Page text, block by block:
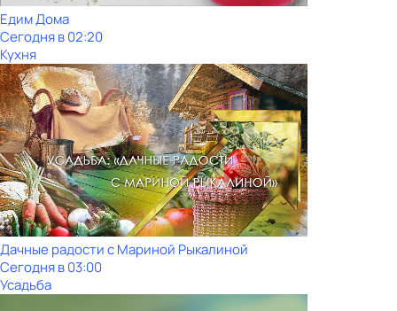
Едим Дома
Сегодня в 02:20
Кухня
Дачные радости с Мариной Рыкалиной
Сегодня в 03:00
Усадьба